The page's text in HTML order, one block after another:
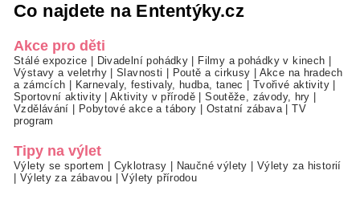
Co najdete na Ententýky.cz
Akce pro děti
Stálé expozice Divadelní pohádky Filmy a pohádky v kinech
Výstavy a veletrhy|Slavnosti Poutě a cirkusy
Akce na hradech
a zámcích
Karnevaly, festivaly, hudba, tanec Tvořivé aktivity
Sportovní aktivity|Aktivity v přírodě |Soutěže, závody, hry
Vzdělávání
Pobytové akce a tábory Ostatní zábava|TV
program
Tipy na výlet
Výlety se sportem Cyklotrasy Naučné výlety
Výlety za historií
Výlety za zábavou |Výlety přírodou